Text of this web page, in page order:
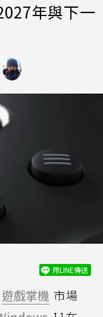
年與下一
用LINE傳送
遊戲掌機 市場